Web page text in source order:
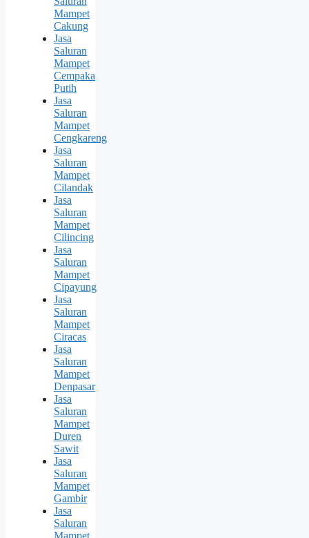
Mampet
Cakung
Jasa
Saluran
Mampet
Cempaka
Putih
Jasa
Saluran
Mampet
Cengkareng
Jasa
Saluran
Mampet
Cilandak
Jasa
Saluran
Mampet
Cilincing
Jasa
Saluran
Mampet
Cipayung
Jasa
Saluran
Mampet
Ciracas
Jasa
Saluran
Mampet
Denpasar
Jasa
Saluran
Mampet
Duren
Sawit
Jasa
Saluran
Mampet
Gambir
Jasa
Saluran
Mampet